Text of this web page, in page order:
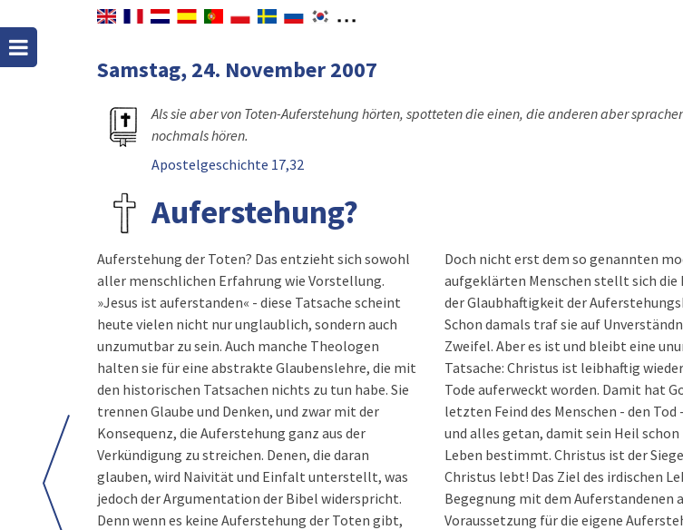
Samstag, 24. November 2007
Als sie aber von Toten-Auferstehung hörten, spotteten die einen, die anderen aber
nochmals hören.
Apostelgeschichte 17,32
Auferstehung?
Auferstehung der Toten? Das entzieht sich sowohl
aller menschlichen Erfahrung wie Vorstellung.
»Jesus ist auferstanden« - diese Tatsache scheint
heute vielen nicht nur unglaublich, sondern auch
unzumutbar zu sein. Auch manche Theologen
halten sie für eine abstrakte Glaubenslehre, die mit
den historischen Tatsachen nichts zu tun habe. Sie
trennen Glaube und Denken, und zwar mit der
Konsequenz, die Auferstehung ganz aus der
Verkündigung zu streichen. Denen, die daran
glauben, wird Naivität und Einfalt unterstellt, was
jedoch der Argumentation der Bibel widerspricht.
Denn wenn es keine Auferstehung der Toten gibt,
Doch nicht erst dem so genannten
aufgeklärten Menschen stellt sich die
der Glaubhaftigkeit der
Schon damals traf sie auf
Zweifel. Aber es ist und bleibt eine
Tatsache: Christus ist leibhaftig
Tode auferweckt worden. Damit hat
letzten Feind des Menschen - den
und alles getan, damit sein Heil schon
Leben bestimmt. Christus ist der
Christus lebt! Das Ziel des irdischen
Begegnung mit dem Auferstandenen
Voraussetzung für die eigene